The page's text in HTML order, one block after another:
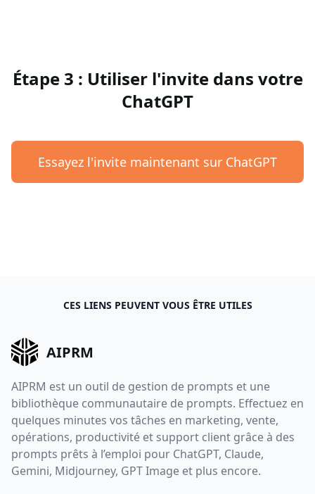
Étape 3 : Utiliser l'invite dans votre
ChatGPT
Essayez l'invite maintenant sur ChatGPT
CES LIENS PEUVENT VOUS ÊTRE UTILES
AIPRM
AIPRM est un outil de gestion de prompts et une
bibliothèque communautaire de prompts. Effectuez en
quelques minutes vos tâches en marketing, vente,
opérations, productivité et support client grâce à des
prompts prêts à l’emploi pour ChatGPT, Claude,
Gemini, Midjourney, GPT Image et plus encore.